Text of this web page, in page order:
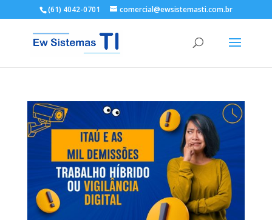
(61) 4042-0701 comercial@ewsistemasti.com.br